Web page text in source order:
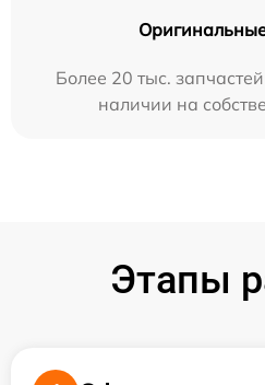
Более 20 тыс.
наличии на
Этапы